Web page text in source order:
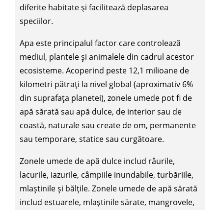
diferite habitate și facilitează deplasarea
speciilor.
Apa este principalul factor care controlează
mediul, plantele și animalele din cadrul acestor
ecosisteme. Acoperind peste 12,1 milioane de
kilometri pătrați la nivel global (aproximativ 6%
din suprafața planetei), zonele umede pot fi de
apă sărată sau apă dulce, de interior sau de
coastă, naturale sau create de om, permanente
sau temporare, statice sau curgătoare.
Zonele umede de apă dulce includ râurile,
lacurile, iazurile, câmpiile inundabile, turbăriile,
mlaștinile și bălțile. Zonele umede de apă sărată
includ estuarele, mlaștinile sărate, mangrovele,